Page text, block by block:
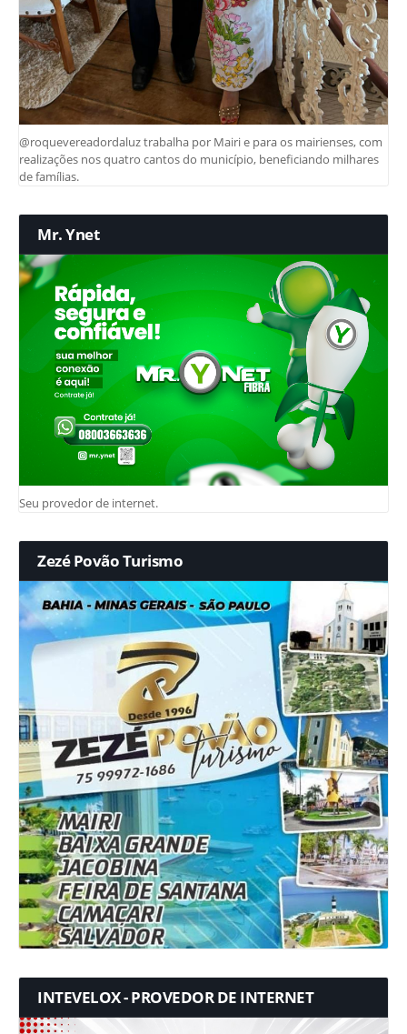
@roquevereadordaluz trabalha por Mairi e para os mairienses, com
realizações nos quatro cantos do município, beneficiando milhares
de famílias.
Mr. Ynet
Seu provedor de internet.
Zezé Povão Turismo
INTEVELOX - PROVEDOR DE INTERNET